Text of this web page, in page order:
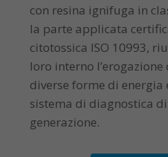
con resina ignifuga in
la parte applicata
citotossica ISO 10993,
loro interno l’erogazione
diverse forme di energia
sistema di diagnostica
generazione.